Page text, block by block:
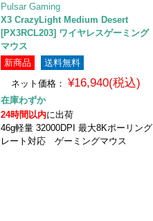
Pulsar Gaming
X3 CrazyLight Medium Desert
[PX3RCL203] ワイヤレスゲーミング
マウス
新商品
送料無料
ネット価格： ¥16,940(税込)
在庫わずか
24時間以内に出荷
46g軽量 32000DPI 最大8Kポーリング
レート対応 ゲーミングマウス